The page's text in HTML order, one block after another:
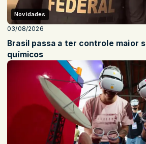
Novidades
03/08/2026
Brasil passa a ter controle maior
químicos